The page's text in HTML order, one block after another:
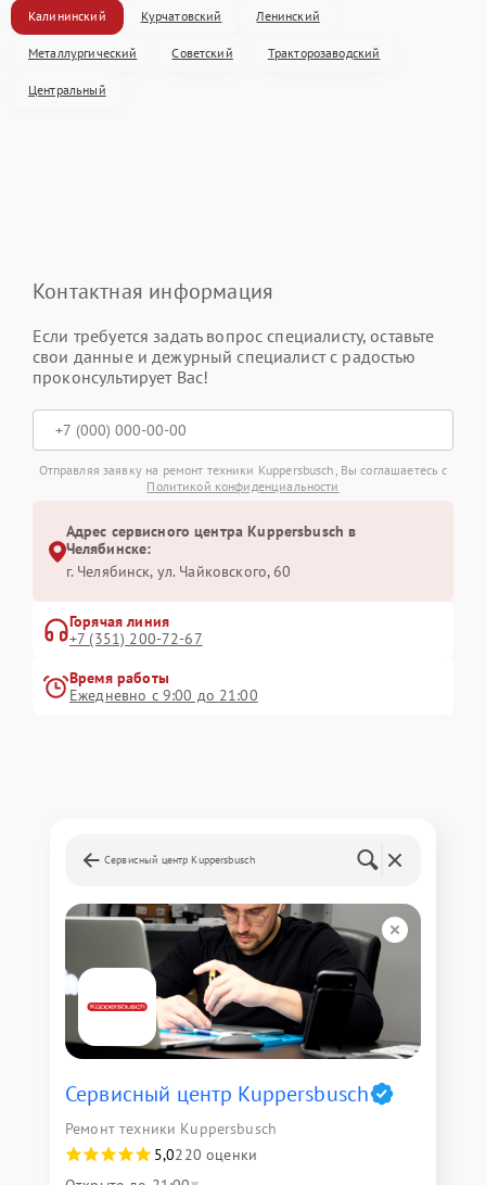
Калининский Курчатовский Ленинский
Металлургический Советский Тракторозаводский
Центральный
Контактная информация
Если требуется задать вопрос специалисту, оставьте
свои данные и дежурный специалист с радостью
проконсультирует Вас!
Отправляя заявку на ремонт техники Kuppersbusch, Вы соглашаетесь с
Политикой конфиденциальности
Адрес сервисного центра Kuppersbusch в
Челябинске:
г. Челябинск, ул. Чайковского, 60
Горячая линия
+7 (351) 200-72-67
Время работы
Ежедневно с 9:00 до 21:00
Сервисный центр Kuppersbusch
Сервисный центр Kuppersbusch
Ремонт техники Kuppersbusch
5,0220 оценки